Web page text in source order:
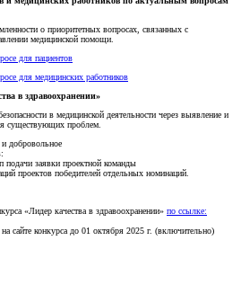
о приоритетных вопросах, связанных с
медицинской помощи.
для пациентов
для медицинских работников
в здравоохранении»
в медицинской деятельности через выявление и
существующих проблем.
и добровольное
подачи заявки проектной команды
проектов победителей отдельных номинаций.
«Лидер качества в здравоохранении» по ссылке:
сайте конкурса до 01 октября 2025 г. (включительно)